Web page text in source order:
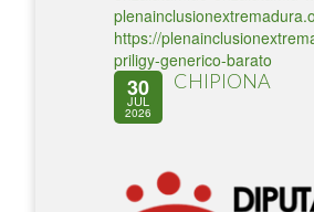
https://
priligy-generico-barato
30
JUL
2026
CHIPIONA